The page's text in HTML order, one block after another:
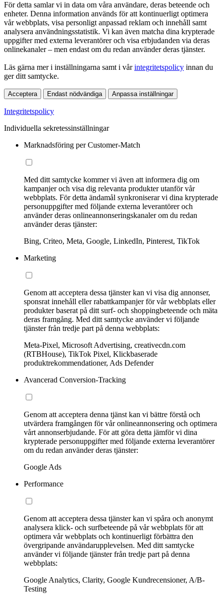
För detta samlar vi in data om våra användare, deras beteende och
enheter. Denna information används för att kontinuerligt optimera
vår webbplats, visa personligt anpassad reklam och innehåll samt
analysera användningsstatistik. Vi kan även matcha dina krypterade
uppgifter med externa leverantörer och visa erbjudanden via deras
onlinekanaler – men endast om du redan använder deras tjänster.
Läs gärna mer i inställningarna samt i vårintegritetspolicy innan du
ger ditt samtycke.
Acceptera Endast nödvändiga Anpassa inställningar
Integritetspolicy
Individuella sekretessinställningar
Marknadsföring per Customer-Match
Med ditt samtycke kommer vi även att informera dig om
kampanjer och visa dig relevanta produkter utanför vår
webbplats. För detta ändamål synkroniserar vi dina krypterade
personuppgifter med följande externa leverantörer och
använder deras onlineannonseringskanaler om du redan
använder deras tjänster:
Bing, Criteo, Meta, Google, LinkedIn, Pinterest, TikTok
Marketing
Genom att acceptera dessa tjänster kan vi visa dig annonser,
sponsrat innehåll eller rabattkampanjer för vår webbplats eller
produkter baserat på ditt surf- och shoppingbeteende och mäta
deras framgång. Med ditt samtycke använder vi följande
tjänster från tredje part på denna webbplats:
Meta-Pixel, Microsoft Advertising, creativecdn.com
(RTBHouse), TikTok Pixel, Klickbaserade
produktrekommendationer, Ads Defender
Avancerad Conversion-Tracking
Genom att acceptera denna tjänst kan vi bättre förstå och
utvärdera framgången för vår onlineannonsering och optimera
vårt annonserbjudande. För att göra detta jämför vi dina
krypterade personuppgifter med följande externa leverantörer
om du redan använder deras tjänster:
Google Ads
Performance
Genom att acceptera dessa tjänster kan vi spåra och anonymt
analysera klick- och surfbeteende på vår webbplats för att
optimera vår webbplats och kontinuerligt förbättra den
övergripande användarupplevelsen. Med ditt samtycke
använder vi följande tjänster från tredje part på denna
webbplats:
Google Analytics, Clarity, Google Kundrecensioner, A/B-
Testing